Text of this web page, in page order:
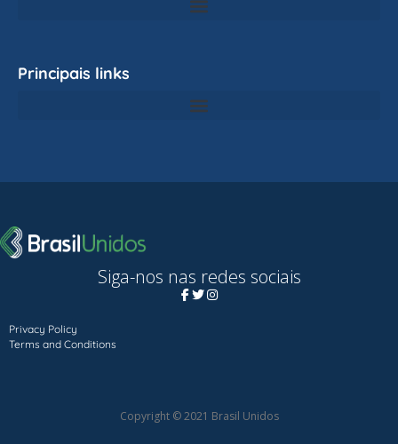
Principais links
Siga-nos nas redes sociais
Privacy Policy
Terms and Conditions
Copyright © 2021 Brasil Unidos